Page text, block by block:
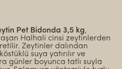
Pet Bidonda 3,5 kg,
Halhali cinsi zeytinlerden
Zeytinler dalından
suya yatırılır ve
günler boyunca tatlı suyla